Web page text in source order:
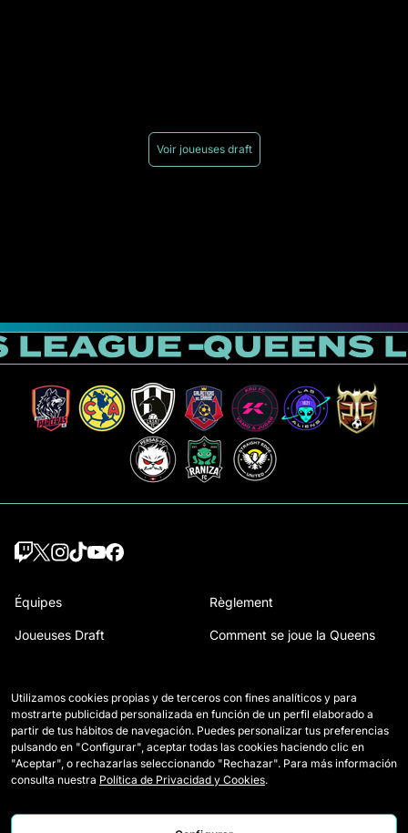
Voir joueuses draft
Équipes
Joueuses Draft
Matchs
Classement
Statistiques
Règlement
Comment se joue la Queens
Nous contacter
Travailler avec nous
Utilizamos cookies propias y de terceros con fines analíticos y para
mostrarte publicidad personalizada en función de un perfil elaborado a
partir de tus hábitos de navegación. Puedes personalizar tus preferencias
pulsando en "Configurar", aceptar todas las cookies haciendo clic en
"Aceptar", o rechazarlas seleccionando "Rechazar". Para más información
consulta nuestra Política de Privacidad y Cookies.